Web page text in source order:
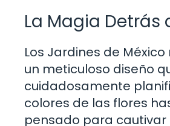
La Magia Detrás
Los Jardines de
un meticuloso diseño
cuidadosamente
colores de las flores
pensado para cautivar